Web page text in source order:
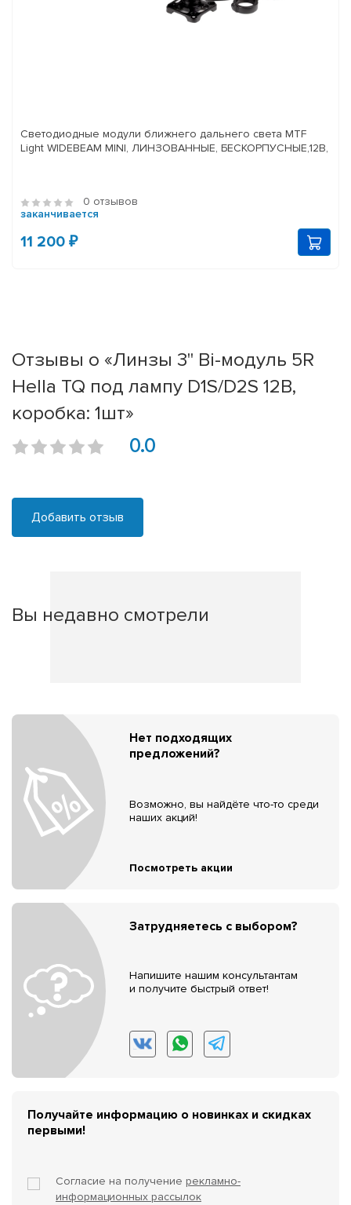
Светодиодные модули ближнего дальнего света MTF
Light WIDEBEAM MINI, ЛИНЗОВАННЫЕ, БЕСКОРПУСНЫЕ,12В,
0 отзывов
заканчивается
11 200 ₽
Отзывы о «Линзы 3" Bi-модуль 5R
Hella TQ под лампу D1S/D2S 12В,
коробка: 1шт»
0.0
Добавить отзыв
Вы недавно смотрели
Нет подходящих
предложений?
Возможно, вы найдёте что-то среди
наших акций!
Посмотреть акции
Затрудняетесь с выбором?
Напишите нашим консультантам
и получите быстрый ответ!
Получайте информацию о новинках и скидках
первыми!
Согласие на получение рекламно-
информационных рассылок